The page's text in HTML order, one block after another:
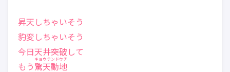
昇天しちゃいそう
豹変しちゃいそう
今日天井突破して
もう驚天動地
キョウテンドウチ